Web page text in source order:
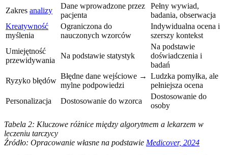
Zakres analizy
Dane wprowadzone przez
pacjenta
Pełny wywiad,
badania, obserwacja
Kreatywność
myślenia
Ograniczona do
nauczonych wzorców
Indywidualna ocena i
szerszy kontekst
Umiejętność
przewidywania
Na podstawie statystyk
Na podstawie
doświadczenia i
badań
Ryzyko błędów
Błędne dane wejściowe →
mylne podpowiedzi
Ludzka pomyłka, ale
pełniejsza ocena
Personalizacja
Dostosowanie do wzorca
Dostosowanie do
osoby
Tabela 2: Kluczowe różnice między algorytmem a lekarzem w
leczeniu tarczycy
Źródło: Opracowanie własne na podstawie Medicover, 2024